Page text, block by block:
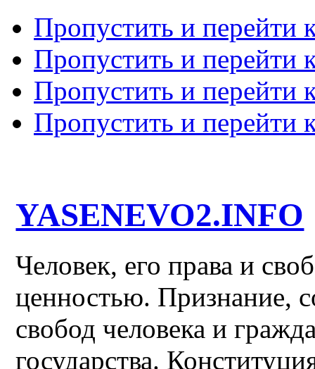
Пропустить и перейти
Пропустить и перейти
Пропустить и перейти
Пропустить и перейти
YASENEVO2.INFO
Человек, его права и
ценностью. Признание,
свобод человека и
государства.